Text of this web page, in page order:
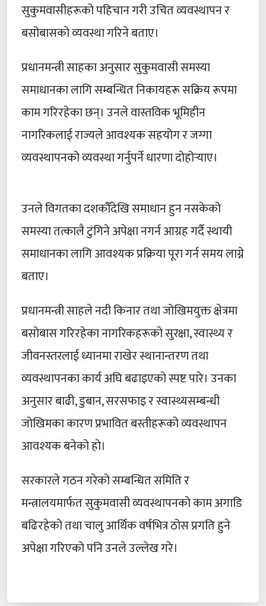
सुकुमवासीहरूको पहिचान गरी उचित व्यवस्थापन र
बसोबासको व्यवस्था गरिने बताए।
प्रधानमन्त्री साहका अनुसार सुकुमवासी समस्या
समाधानका लागि सम्बन्धित निकायहरू सक्रिय रूपमा
काम गरिरहेका छन्। उनले वास्तविक भूमिहीन
नागरिकलाई राज्यले आवश्यक सहयोग र जग्गा
व्यवस्थापनको व्यवस्था गर्नुपर्ने धारणा दोहोर्‍याए।
उनले विगतका दशकौँदेखि समाधान हुन नसकेको
समस्या तत्कालै टुंगिने अपेक्षा नगर्न आग्रह गर्दै स्थायी
समाधानका लागि आवश्यक प्रक्रिया पूरा गर्न समय लाग्ने
बताए।
प्रधानमन्त्री साहले नदी किनार तथा जोखिमयुक्त क्षेत्रमा
बसोबास गरिरहेका नागरिकहरूको सुरक्षा, स्वास्थ्य र
जीवनस्तरलाई ध्यानमा राखेर स्थानान्तरण तथा
व्यवस्थापनका कार्य अघि बढाइएको स्पष्ट पारे। उनका
अनुसार बाढी, डुबान, सरसफाइ र स्वास्थ्यसम्बन्धी
जोखिमका कारण प्रभावित बस्तीहरूको व्यवस्थापन
आवश्यक बनेको हो।
सरकारले गठन गरेको सम्बन्धित समिति र
मन्त्रालयमार्फत सुकुमवासी व्यवस्थापनको काम अगाडि
बढिरहेको तथा चालु आर्थिक वर्षभित्र ठोस प्रगति हुने
अपेक्षा गरिएको पनि उनले उल्लेख गरे।